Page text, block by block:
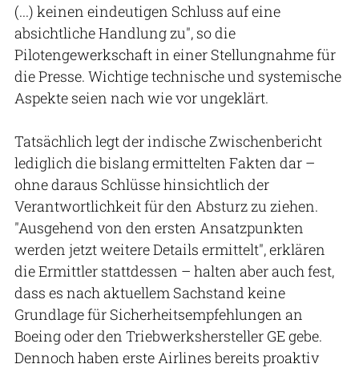
(...) keinen eindeutigen Schluss auf eine
absichtliche Handlung zu", so die
Pilotengewerkschaft in einer Stellungnahme für
die Presse. Wichtige technische und systemische
Aspekte seien nach wie vor ungeklärt.
Tatsächlich legt der indische Zwischenbericht
lediglich die bislang ermittelten Fakten dar –
ohne daraus Schlüsse hinsichtlich der
Verantwortlichkeit für den Absturz zu ziehen.
"Ausgehend von den ersten Ansatzpunkten
werden jetzt weitere Details ermittelt", erklären
die Ermittler stattdessen – halten aber auch fest,
dass es nach aktuellem Sachstand keine
Grundlage für Sicherheitsempfehlungen an
Boeing oder den Triebwerkshersteller GE gebe.
Dennoch haben erste Airlines bereits proaktiv